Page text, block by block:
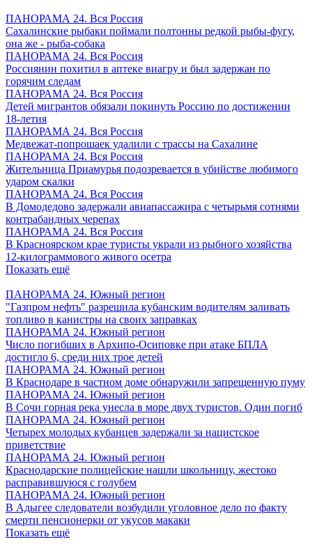
ПАНОРАМА 24. Вся Россия
Сахалинские рыбаки поймали полтонны редкой рыбы-фугу,
она же - рыба-собака
ПАНОРАМА 24. Вся Россия
Россиянин похитил в аптеке виагру и был задержан по
горячим следам
ПАНОРАМА 24. Вся Россия
Детей мигрантов обязали покинуть Россию по достижении
18-летия
ПАНОРАМА 24. Вся Россия
Медвежат-попрошаек удалили с трассы на Сахалине
ПАНОРАМА 24. Вся Россия
Жительница Приамурья подозревается в убийстве любимого
ударом скалки
ПАНОРАМА 24. Вся Россия
В Домодедово задержали авиапассажира с четырьмя сотнями
контрабандных черепах
ПАНОРАМА 24. Вся Россия
В Красноярском крае туристы украли из рыбного хозяйства
12-килограммового живого осетра
Показать ещё
ПАНОРАМА 24. Южный регион
"Газпром нефть" разрешила кубанским водителям заливать
топливо в канистры на своих заправках
ПАНОРАМА 24. Южный регион
Число погибших в Архипо-Осиповке при атаке БПЛА
достигло 6, среди них трое детей
ПАНОРАМА 24. Южный регион
В Краснодаре в частном доме обнаружили запрещенную пуму
ПАНОРАМА 24. Южный регион
В Сочи горная река унесла в море двух туристов. Один погиб
ПАНОРАМА 24. Южный регион
Четырех молодых кубанцев задержали за нацистское
приветствие
ПАНОРАМА 24. Южный регион
Краснодарские полицейские нашли школьницу, жестоко
расправившуюся с голубем
ПАНОРАМА 24. Южный регион
В Адыгее следователи возбудили уголовное дело по факту
смерти пенсионерки от укусов макаки
Показать ещё